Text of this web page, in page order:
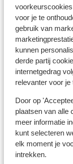
voor je te
gebruik van
kunnen
derde partij
internetgedrag
relevanter voor je
Door op
plaatsen van alle
meer informatie
kunt selecteren
elk moment je
intrekken.
Afstanden
Centrum: 300
Skipiste: 0 m
Skibushalte
Skilift: 50 m
Skischool: 50
Winkels: 800 m
Skipas, -
Skipas
Skilessen